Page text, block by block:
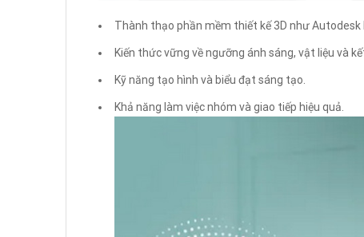
Thành thạo phần mềm thiết kế 3D như Autodesk
Kiến thức vững về ngưỡng ánh sáng, vật liệu và
Kỹ năng tạo hình và biểu đạt sáng tạo.
Khả năng làm việc nhóm và giao tiếp hiệu quả.